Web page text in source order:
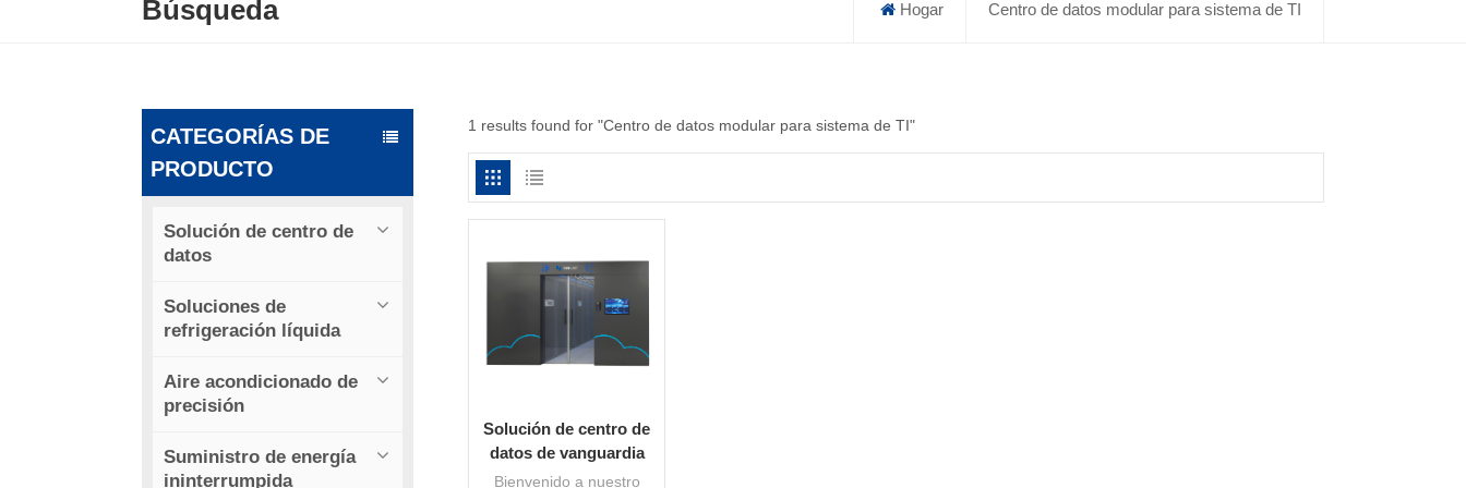
Búsqueda Hogar Centro de datos modular para sistema de TI
CATEGORÍAS DE
PRODUCTO
Solución de centro de
datos
Soluciones de
refrigeración líquida
Aire acondicionado de
precisión
Suministro de energía
ininterrumpida
1 results found for "Centro de datos modular para sistema de TI"
Solución de centro de
datos de vanguardia
para eficiencia y
Bienvenido a nuestro